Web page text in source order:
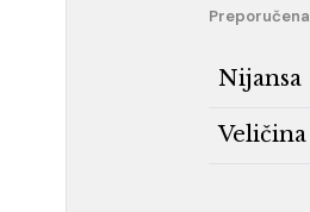
Nijansa
Veličina